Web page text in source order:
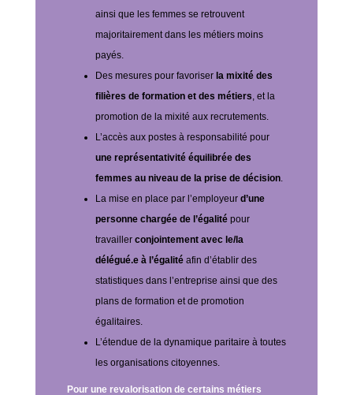
ainsi que les femmes se retrouvent
majoritairement dans les métiers moins
payés.
Des mesures pour favoriser la mixité des
filières de formation et des métiers, et la
promotion de la mixité aux recrutements.
L’accès aux postes à responsabilité pour
une représentativité équilibrée des
femmes au niveau de la prise de décision.
La mise en place par l’employeur d’une
personne chargée de l’égalitépour
travailler conjointement avec le/la
délégué.e à l’égalitéafin d’établir des
statistiques dans l’entreprise ainsi que des
plans de formation et de promotion
égalitaires.
L’étendue de la dynamique paritaire à toutes
les organisations citoyennes.
Pour une revalorisation de certains métiers